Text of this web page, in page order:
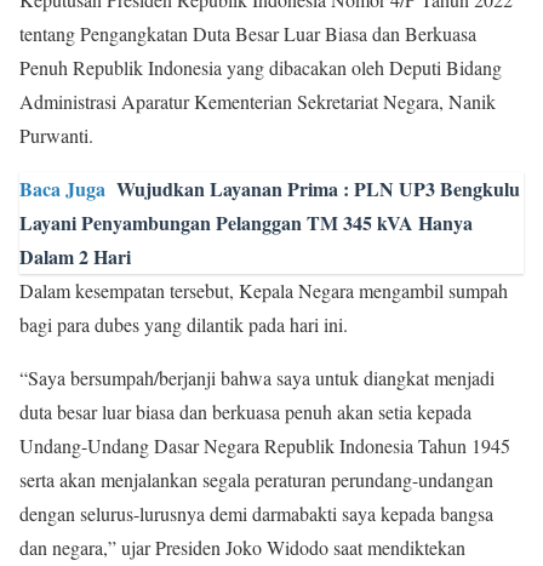
tentang Pengangkatan Duta Besar Luar Biasa dan Berkuasa
Penuh Republik Indonesia yang dibacakan oleh Deputi Bidang
Administrasi Aparatur Kementerian Sekretariat Negara, Nanik
Purwanti.
Baca Juga Wujudkan Layanan Prima : PLN UP3 Bengkulu
Layani Penyambungan Pelanggan TM 345 kVA Hanya
Dalam 2 Hari
Dalam kesempatan tersebut, Kepala Negara mengambil sumpah
bagi para dubes yang dilantik pada hari ini.
“Saya bersumpah/berjanji bahwa saya untuk diangkat menjadi
duta besar luar biasa dan berkuasa penuh akan setia kepada
Undang-Undang Dasar Negara Republik Indonesia Tahun 1945
serta akan menjalankan segala peraturan perundang-undangan
dengan selurus-lurusnya demi darmabakti saya kepada bangsa
dan negara,” ujar Presiden Joko Widodo saat mendiktekan